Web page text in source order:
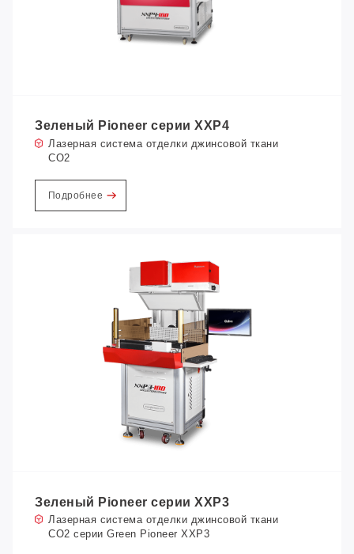
Зеленый Pioneer серии XXP4
Лазерная система отделки джинсовой ткани
CO2
Подробнее
Зеленый Pioneer серии XXP3
Лазерная система отделки джинсовой ткани
CO2 серии Green Pioneer XXP3